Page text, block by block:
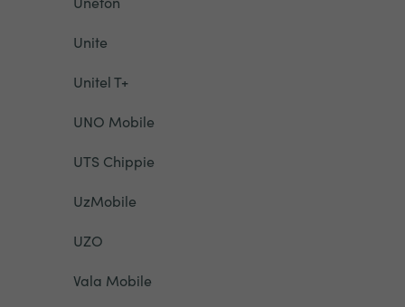
Unite
Unitel T+
UNO Mobile
UTS Chippie
UzMobile
UZO
Vala Mobile